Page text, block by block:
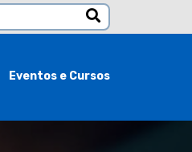
Eventos e Cursos